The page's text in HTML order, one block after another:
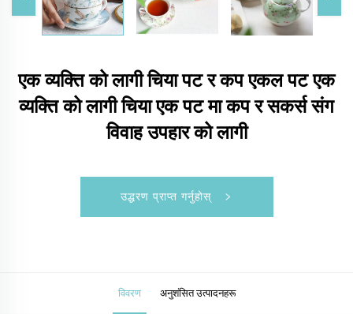
एक व्यक्ति को लागी चिया पट र कप एकल पट एक
व्यक्ति को लागी चिया एक पट मा कप र सकर्स संग
विवाह उपहार को लागी
उद्धरण प्राप्त गर्नुहोस्
विवरण अनुशंसित उत्पादनहरू